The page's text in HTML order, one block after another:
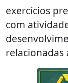
exercícios
com